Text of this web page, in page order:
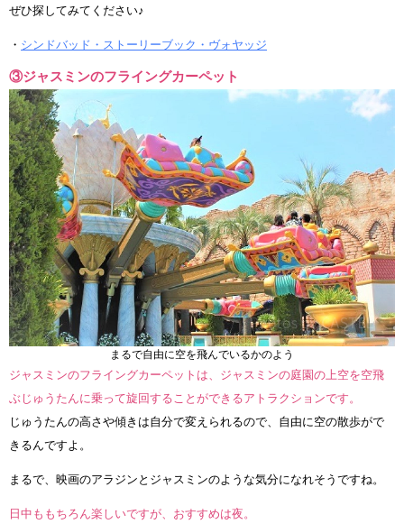
ぜひ探してみてください♪
・ シンドバッド・ストーリーブック・ヴォヤッジ
③ジャスミンのフライングカーペット
まるで自由に空を飛んでいるかのよう
ジャスミンのフライングカーペットは、ジャスミンの庭園の上空を空飛
ぶじゅうたんに乗って旋回することができるアトラクションです。
じゅうたんの高さや傾きは自分で変えられるので、自由に空の散歩がで
きるんですよ。
まるで、映画のアラジンとジャスミンのような気分になれそうですね。
日中ももちろん楽しいですが、おすすめは夜。